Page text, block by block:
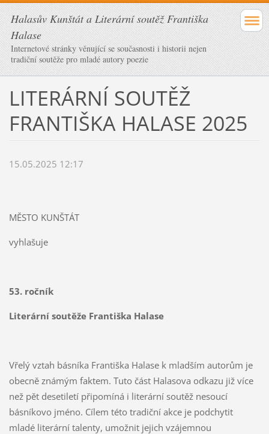
Halasův Kunštát a Literární soutěž Františka
Halase
Internetové stránky věnující se současnosti i historii nejen
tradiční soutěže pro mladé autory poezie
LITERÁRNÍ SOUTĚŽ
FRANTIŠKA HALASE 2025
15.05.2025 12:17
MĚSTO KUNŠTÁT
vyhlašuje
53. ročník
Literární soutěže Františka Halase
Vřelý vztah básníka Františka Halase k mladším autorům je
obecně známým faktem. Tuto část Halasova odkazu již více
než pět desetiletí připomíná i literární soutěž nesoucí
básníkovo jméno. Cílem této tradiční akce je podchytit
mladé literární talenty, umožnit jejich vzájemnou